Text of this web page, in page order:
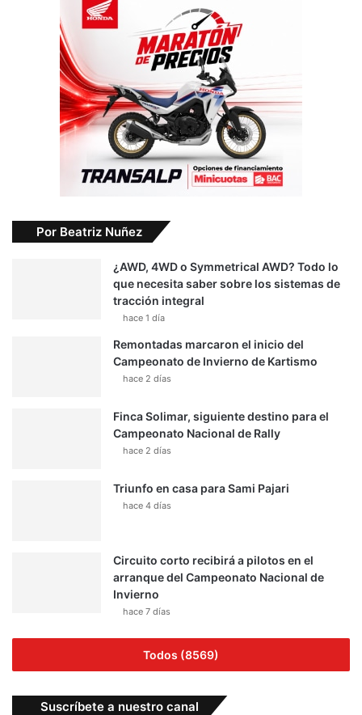
Por Beatriz Nuñez
¿AWD, 4WD o Symmetrical AWD? Todo lo
que necesita saber sobre los sistemas de
tracción integral
hace 1 día
Remontadas marcaron el inicio del
Campeonato de Invierno de Kartismo
hace 2 días
Finca Solimar, siguiente destino para el
Campeonato Nacional de Rally
hace 2 días
Triunfo en casa para Sami Pajari
hace 4 días
Circuito corto recibirá a pilotos en el
arranque del Campeonato Nacional de
Invierno
hace 7 días
Todos (8569)
Suscríbete a nuestro canal